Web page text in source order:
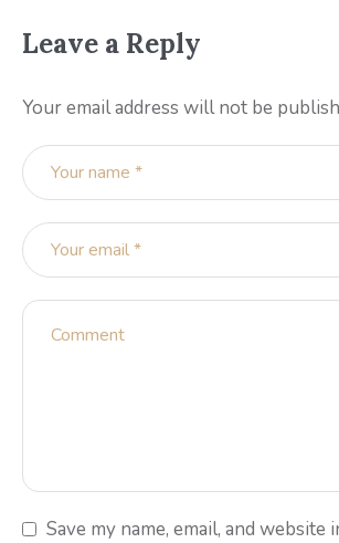
Leave a Reply
Your email address will not be
Save my name, email, and